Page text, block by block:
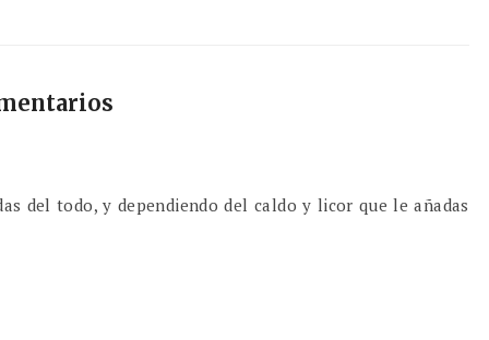
del todo, y dependiendo del caldo y licor que le añadas